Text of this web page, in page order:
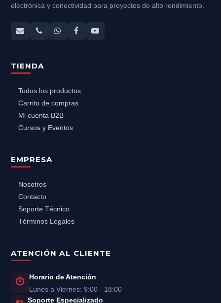
electrónica y conectividad para proyectos de alto rendimiento.
TIENDA
Todos los productos
Carrito de compras
Mi cuenta B2B
Cursos y Eventos
EMPRESA
Nosotros
Contacto
Soporte Técnico
Términos Legales
ATENCIÓN AL CLIENTE
Horario de Atención
Lunes a Viernes: 9:00 - 18:00
Soporte Especializado